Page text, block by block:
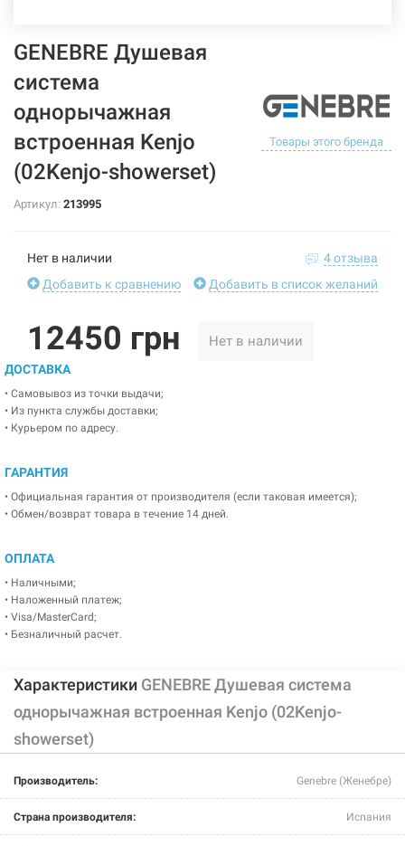
GENEBRE Душевая
система
однорычажная
встроенная Kenjo
(02Kenjo-showerset)
Товары этого бренда
Артикул: 213995
Нет в наличии
4 отзыва
Добавить к сравнению
Добавить в список желаний
12450 грн Нет в наличии
ДОСТАВКА
• Самовывоз из точки выдачи;
• Из пункта службы доставки;
• Курьером по адресу.
ГАРАНТИЯ
• Официальная гарантия от производителя (если таковая имеется);
• Обмен/возврат товара в течение 14 дней.
ОПЛАТА
• Наличными;
• Наложенный платеж;
• Visa/MasterCard;
• Безналичный расчет.
Характеристики GENEBRE Душевая система
однорычажная встроенная Kenjo (02Kenjo-
showerset)
Производитель: Genebre (Женебре)
Страна производителя: Испания